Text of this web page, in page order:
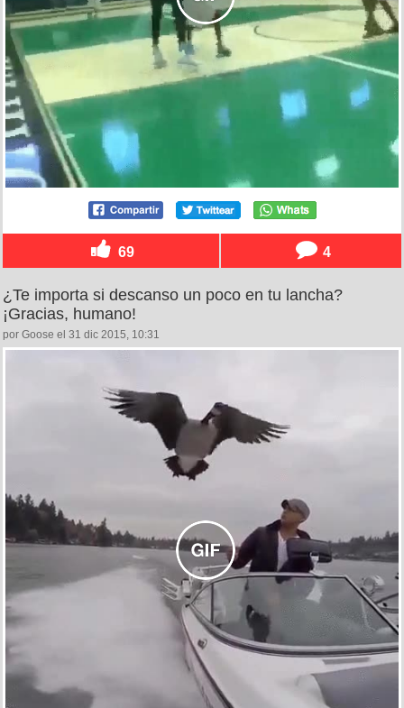
69 4
¿Te importa si descanso un poco en tu lancha?
¡Gracias, humano!
por Goose el 31 dic 2015, 10:31